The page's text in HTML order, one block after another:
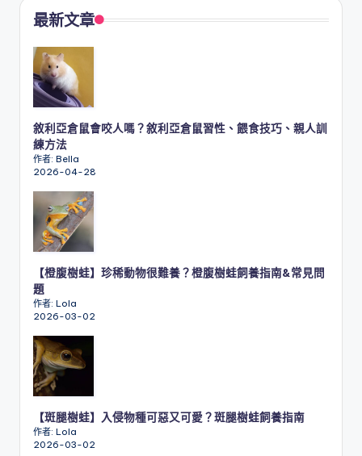
最新文章
敘利亞倉鼠會咬人嗎？敘利亞倉鼠習性、餵食技巧、親人訓
練方法
作者: Bella
2026-04-28
【橙腹樹蛙】珍稀動物很難養？橙腹樹蛙飼養指南&常見問
題
作者: Lola
2026-03-02
【斑腿樹蛙】入侵物種可惡又可愛？斑腿樹蛙飼養指南
作者: Lola
2026-03-02